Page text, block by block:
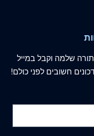
שלמה וקבל במייל
חשובים לפני כולם!